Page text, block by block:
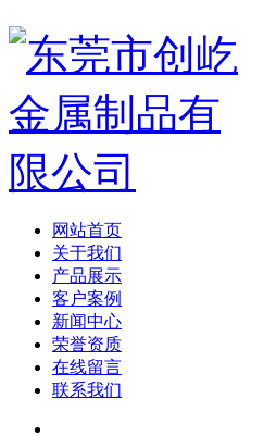
网站首页
关于我们
产品展示
客户案例
新闻中心
荣誉资质
在线留言
联系我们